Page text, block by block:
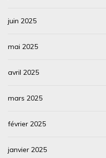
juin 2025
mai 2025
avril 2025
mars 2025
février 2025
janvier 2025